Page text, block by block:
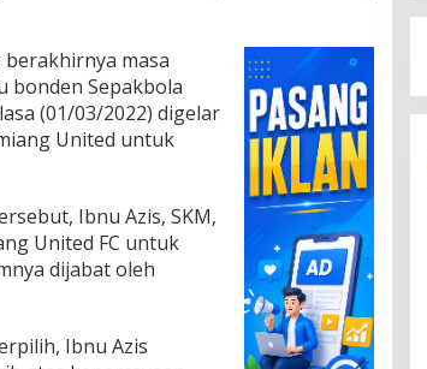
berakhirnya masa
bonden Sepakbola
(01/03/2022) digelar
United untuk
Ibnu Azis, SKM,
United FC untuk
dijabat oleh
Ibnu Azis